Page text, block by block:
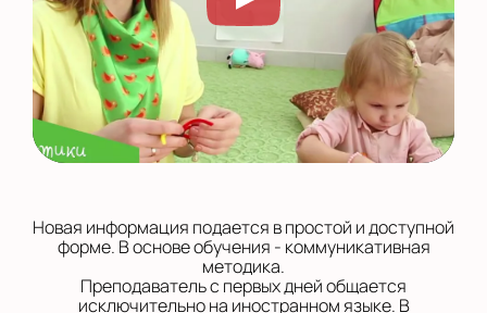
Новая информация подается в простой и доступной
форме. В основе обучения - коммуникативная
методика.
Преподаватель с первых дней общается
исключительно на иностранном языке. В